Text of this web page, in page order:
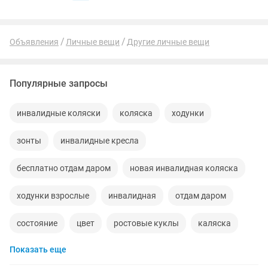
Объявления Личные вещи Другие личные вещи
Популярные запросы
инвалидные коляски коляска ходунки
зонты инвалидные кресла
бесплатно отдам даром новая инвалидная коляска
ходунки взрослые инвалидная отдам даром
состояние цвет ростовые куклы каляска
костюмы
Показать еще